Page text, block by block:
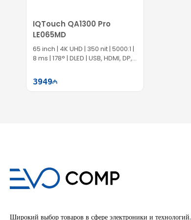
IQTouch QA1300 Pro
LE065MD
65 inch | 4K UHD | 350 nit | 5000:1 |
8 ms | 178° | DLED | USB, HDMI, DP,
3949
Широкий выбор товаров в сфере электроники и технологий.